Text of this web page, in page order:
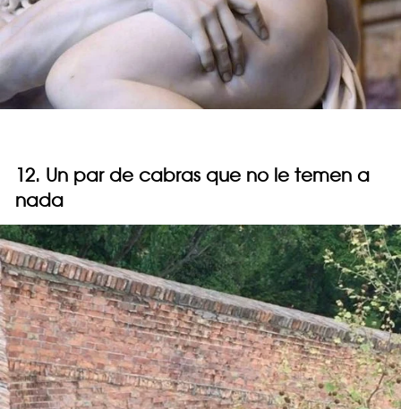
12. Un par de cabras que no le temen a
nada